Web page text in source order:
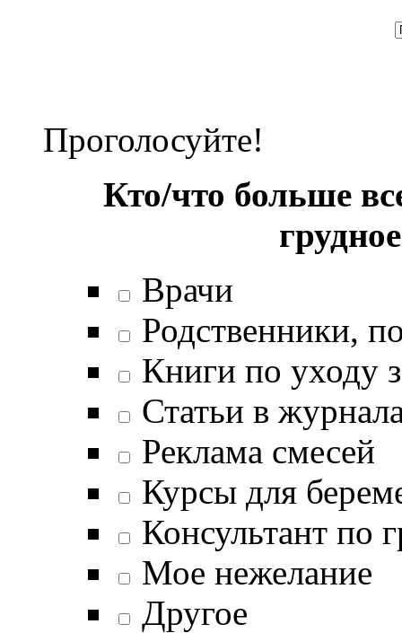
Проголосуйте!
Кто/что больше
Врачи
Родственники,
Книги по уходу
Статьи в
Реклама смесей
Курсы для
Консультант по
Мое нежелание
Другое